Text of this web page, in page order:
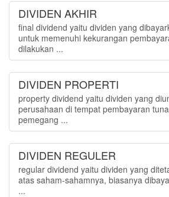
DIVIDEN AKHIR
final dividend yaitu dividen yang
untuk memenuhi kekurangan
dilakukan ...
DIVIDEN PROPERTI
property dividend yaitu dividen yang
perusahaan di tempat pembayaran
pemegang ...
DIVIDEN REGULER
regular dividend yaitu dividen yang
atas saham-sahamnya, biasanya
...